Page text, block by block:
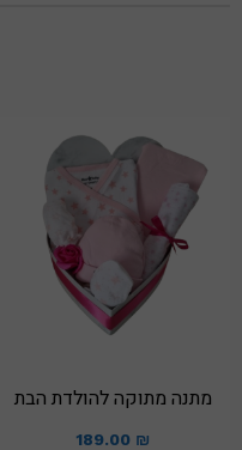
מתנה מתוקה להולדת הבת
189.00 ₪